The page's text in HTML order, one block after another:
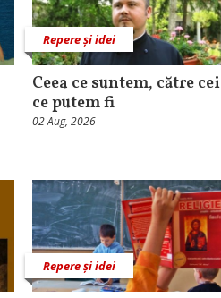
Repere și idei
Ceea ce suntem, către cei
ce putem fi
02 Aug, 2026
Repere și idei